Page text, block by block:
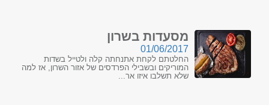
מסעדות בשרון
01/06/2017
החלטתם לקחת אתנחתה קלה ולטייל בשדות
המוריקים ובשבילי הפרדסים של אזור השרון, אז למה
שלא תשלבו איזו אר...